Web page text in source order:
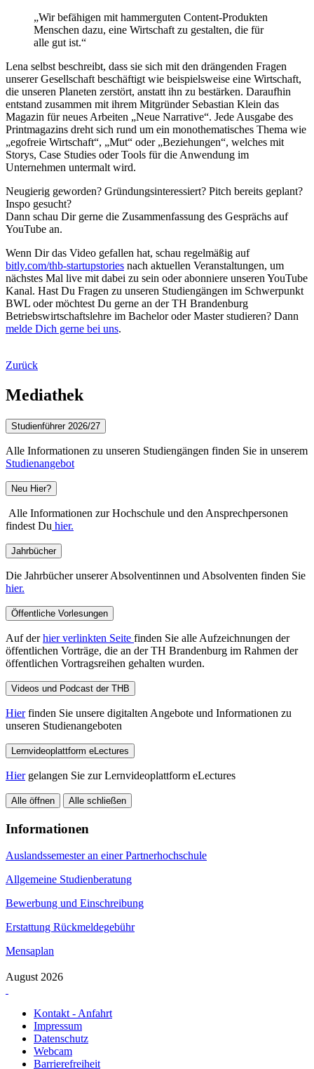
„Wir befähigen mit hammerguten Content-Produkten
Menschen dazu, eine Wirtschaft zu gestalten, die für
alle gut ist.“
Lena selbst beschreibt, dass sie sich mit den drängenden Fragen
unserer Gesellschaft beschäftigt wie beispielsweise eine Wirtschaft,
die unseren Planeten zerstört, anstatt ihn zu bestärken. Daraufhin
entstand zusammen mit ihrem Mitgründer Sebastian Klein das
Magazin für neues Arbeiten „Neue Narrative“. Jede Ausgabe des
Printmagazins dreht sich rund um ein monothematisches Thema wie
„egofreie Wirtschaft“, „Mut“ oder „Beziehungen“, welches mit
Storys, Case Studies oder Tools für die Anwendung im
Unternehmen untermalt wird.
Neugierig geworden? Gründungsinteressiert? Pitch bereits geplant?
Inspo gesucht?
Dann schau Dir gerne die Zusammenfassung des Gesprächs auf
YouTube an.
Wenn Dir das Video gefallen hat, schau regelmäßig auf
bitly.com/thb-startupstories nach aktuellen Veranstaltungen, um
nächstes Mal live mit dabei zu sein oder abonniere unseren YouTube
Kanal. Hast Du Fragen zu unseren Studiengängen im Schwerpunkt
BWL oder möchtest Du gerne an der TH Brandenburg
Betriebswirtschaftslehre im Bachelor oder Master studieren? Dann
melde Dich gerne bei uns.
Zurück
Mediathek
Studienführer 2026/27
Alle Informationen zu unseren Studiengängen finden Sie in unserem
Studienangebot
Neu Hier?
Alle Informationen zur Hochschule und den Ansprechpersonen
findest Du hier.
Jahrbücher
Die Jahrbücher unserer Absolventinnen und Absolventen finden Sie
hier.
Öffentliche Vorlesungen
Auf derhier verlinkten Seite finden Sie alle Aufzeichnungen der
öffentlichen Vorträge, die an der TH Brandenburg im Rahmen der
öffentlichen Vortragsreihen gehalten wurden.
Videos und Podcast der THB
Hierfinden Sie unsere digitalten Angebote und Informationen zu
unseren Studienangeboten
Lernvideoplattform eLectures
Hiergelangen Sie zur Lernvideoplattform eLectures
Alle öffnen Alle schließen
Informationen
Auslandssemester an einer Partnerhochschule
Allgemeine Studienberatung
Bewerbung und Einschreibung
Erstattung Rückmeldegebühr
Mensaplan
August 2026
Kontakt - Anfahrt
Impressum
Datenschutz
Webcam
Barrierefreiheit